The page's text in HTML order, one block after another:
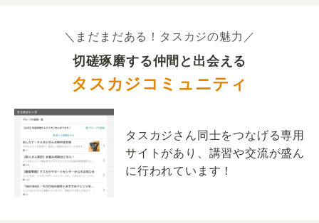
＼まだまだある！タスカジの魅力／
切磋琢磨する仲間と出会える
タスカジコミュニティ
タスカジさん同士をつなげる専用
サイトがあり、講習や交流が盛ん
に行われています！